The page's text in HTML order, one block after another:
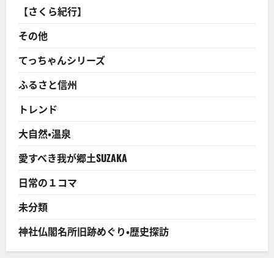
断
り」
の
の
意
味
と
は？
敷
居
高
飛
車？
と
思
わ
れ
が
が！？
に
つ
て
【さくら紀行】
その他
てっちゃんシリーズ
ふるさと信州
トレンド
大自然・温泉
愛すべき我が郷土SUZAKA
日常の１コマ
未分類
神社仏閣名所旧跡めぐり・歴史探訪